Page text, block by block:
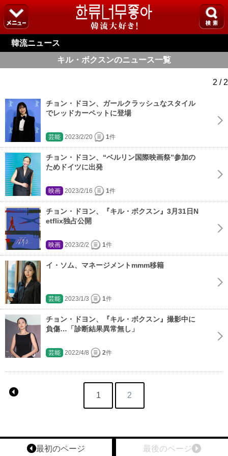
韓流ニュース
キル・ボクスンのニュース一覧
2 / 2
チョン・ドヨン、ガールクラッシュなスタイル
でレッドカーペットに登場
芸能 2023/2/20 1件
チョン・ドヨン、“ベルリン国際映画祭”参加の
ためドイツに出発
映画 2023/2/16 1件
チョン・ドヨン、『キル・ボクスン』3月31日N
etflix独占公開
映画 2023/2/2 1件
イ・ソム、マネージメントmmm移籍
芸能 2023/1/3 1件
チョン・ドヨン、『キル・ボクスン』撮影中に
負傷…「診断結果異常無し」
芸能 2022/4/8 2件
1 2
最後のページ
最初のページ